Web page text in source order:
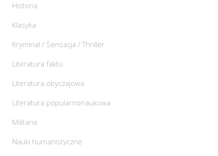
Historia
Klasyka
Kryminał / Sensacja / Thriller
Literatura faktu
Literatura obyczajowa
Literatura popularnonaukowa
Militaria
Nauki humanistyczne